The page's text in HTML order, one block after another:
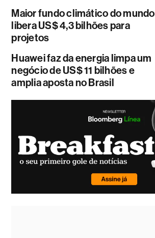
Maior fundo climático do mundo
libera US$ 4,3 bilhões para
projetos
Huawei faz da energia limpa um
negócio de US$ 11 bilhões e
amplia aposta no Brasil